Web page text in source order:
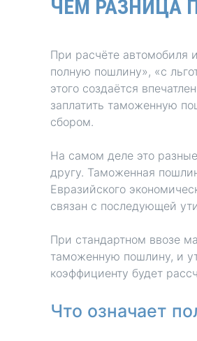
Honda
Suzuki
Mitsubishi
ЧЁМ РАЗНИЦА
При расчёте автомобиля
полную пошлину», «с
этого создаётся
заплатить таможенную
сбором.
На самом деле это
другу. Таможенная
Евразийского
связан с последующей
При стандартном ввозе
таможенную пошлину, и
коэффициенту будет
Что означает